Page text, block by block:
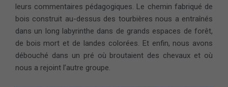
leurs commentaires pédagogiques. Le chemin fabriqué de
bois construit au-dessus des tourbières nous a entraînés
dans un long labyrinthe dans de grands espaces de forêt,
de bois mort et de landes colorées. Et enfin, nous avons
débouché dans un pré où broutaient des chevaux et où
nous a rejoint l’autre groupe.